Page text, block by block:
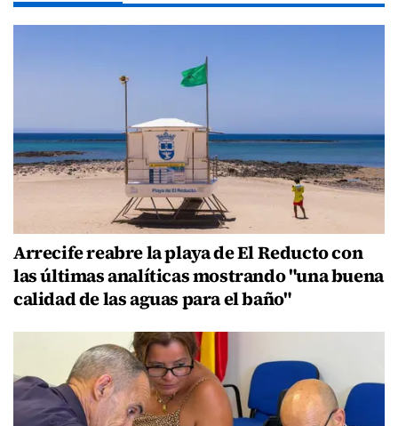
Arrecife reabre la playa de El Reducto con
las últimas analíticas mostrando "una buena
calidad de las aguas para el baño"